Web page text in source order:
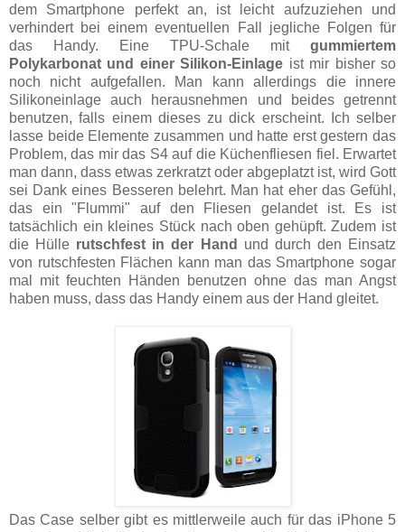
dem Smartphone perfekt an, ist leicht aufzuziehen und
verhindert bei einem eventuellen Fall jegliche Folgen für
das Handy. Eine TPU-Schale mit gummiertem
Polykarbonat und einer Silikon-Einlage ist mir bisher so
noch nicht aufgefallen.
Man kann allerdings die innere
Silikoneinlage auch herausnehmen und beides getrennt
benutzen, falls einem dieses zu dick erscheint. Ich selber
lasse beide Elemente zusammen und hatte erst gestern das
Problem, das mir das S4 auf die Küchenfliesen fiel. Erwartet
man dann, dass etwas zerkratzt oder abgeplatzt ist, wird Gott
sei Dank eines Besseren belehrt. Man hat eher das Gefühl,
das ein "Flummi" auf den Fliesen gelandet ist. Es ist
tatsächlich ein kleines Stück nach oben gehüpft. Zudem ist
die Hülle rutschfest in der Hand
und durch den Einsatz
von rutschfesten Flächen kann man das Smartphone sogar
mal mit feuchten Händen benutzen ohne das man Angst
haben muss, dass das Handy einem aus der Hand gleitet.
Das Case selber gibt es mittlerweile auch für das iPhone 5